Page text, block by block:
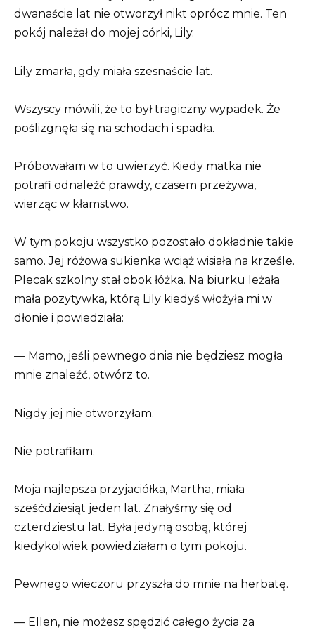
dwanaście lat nie otworzył nikt oprócz mnie. Ten
pokój należał do mojej córki, Lily.
Lily zmarła, gdy miała szesnaście lat.
Wszyscy mówili, że to był tragiczny wypadek. Że
poślizgnęła się na schodach i spadła.
Próbowałam w to uwierzyć. Kiedy matka nie
potrafi odnaleźć prawdy, czasem przeżywa,
wierząc w kłamstwo.
W tym pokoju wszystko pozostało dokładnie takie
samo. Jej różowa sukienka wciąż wisiała na krześle.
Plecak szkolny stał obok łóżka. Na biurku leżała
mała pozytywka, którą Lily kiedyś włożyła mi w
dłonie i powiedziała:
— Mamo, jeśli pewnego dnia nie będziesz mogła
mnie znaleźć, otwórz to.
Nigdy jej nie otworzyłam.
Nie potrafiłam.
Moja najlepsza przyjaciółka, Martha, miała
sześćdziesiąt jeden lat. Znałyśmy się od
czterdziestu lat. Była jedyną osobą, której
kiedykolwiek powiedziałam o tym pokoju.
Pewnego wieczoru przyszła do mnie na herbatę.
— Ellen, nie możesz spędzić całego życia za